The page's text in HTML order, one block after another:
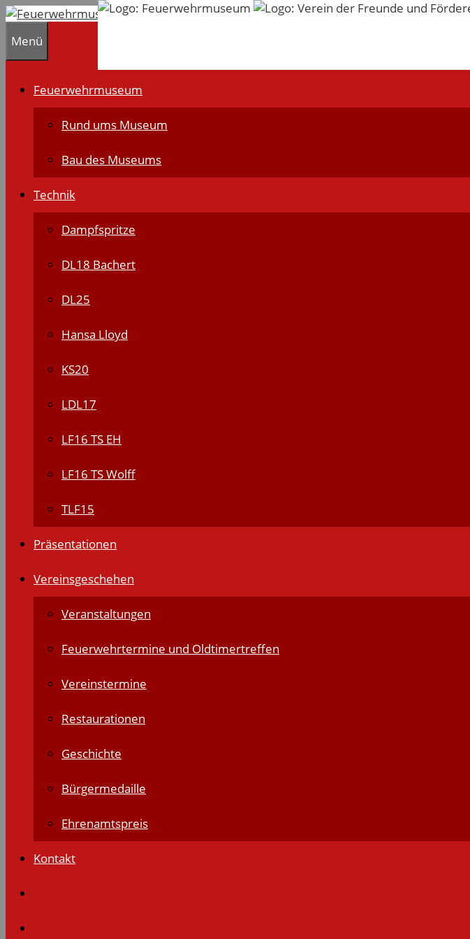
Zum
springen
Menü
Feuerwehrmuseum
Rund ums Museum
Bau des Museums
Technik
Dampfspritze
DL18 Bachert
DL25
Hansa Lloyd
KS20
LDL17
LF16 TS EH
LF16 TS Wolff
TLF15
Präsentationen
Vereinsgeschehen
Veranstaltungen
Feuerwehrtermine und Oldtimertreffen
Vereinstermine
Restaurationen
Geschichte
Bürgermedaille
Ehrenamtspreis
Kontakt